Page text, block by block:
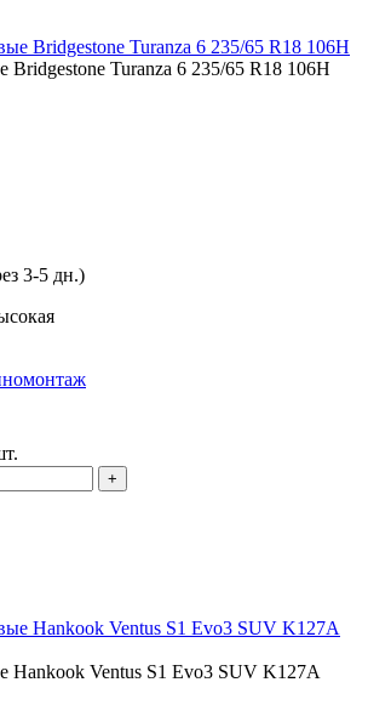
Turanza 6 235/65 R18 106H
3-5 дн.)
+
Ventus S1 Evo3 SUV K127A